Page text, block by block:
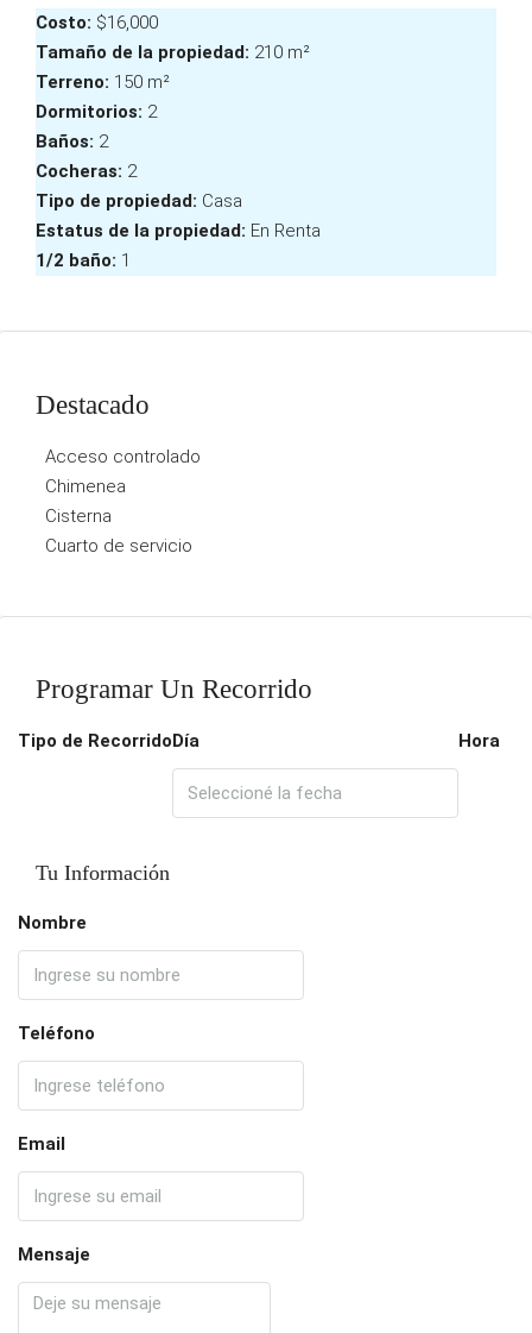
Costo: $16,000
Tamaño de la propiedad: 210 m²
Terreno: 150 m²
Dormitorios: 2
Baños: 2
Cocheras: 2
Tipo de propiedad: Casa
Estatus de la propiedad: En Renta
1/2 baño: 1
Destacado
Acceso controlado
Chimenea
Cisterna
Cuarto de servicio
Programar Un Recorrido
Tipo de RecorridoDía Hora
Tu Información
Nombre
Teléfono
Email
Mensaje